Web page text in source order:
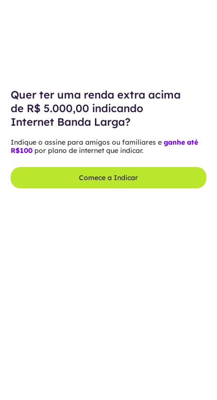
Quer ter uma renda extra acima
de R$ 5.000,00 indicando
Internet Banda Larga?
Indique o assine para amigos ou familiares eganhe até
R$100 por plano de internet que indicar.
Comece a Indicar